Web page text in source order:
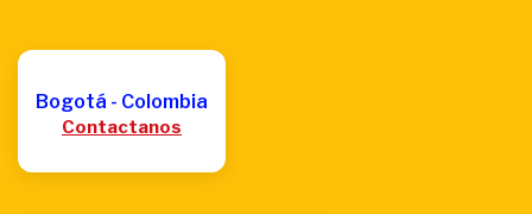
Bogotá - Colombia
Contactanos